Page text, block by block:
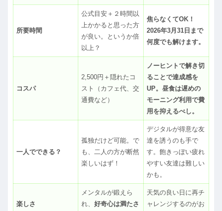
所要時間
公式目安＋２時間以
上かかると思った方
が良い。というか倍
以上？
焦らなくてOK！
2026年3月31日まで
何度でも解けます。
コスパ
2,500円＋隠れたコ
スト（カフェ代、交
通費など）
ノーヒントで解き切
ることで達成感を
UP。昼食は遅めの
モーニング利用で費
用を抑えるべし。
一人でできる？
孤独だけど可能。で
も、二人の方が断然
楽しいはず！
デジタルが得意な友
達を誘うのも手で
す。飽きっぽい疲れ
やすい友達は難しい
かも。
楽しさ
メンタルが鍛えら
れ、好奇心は満たさ
天気の良い日に再チ
ャレンジするのがお